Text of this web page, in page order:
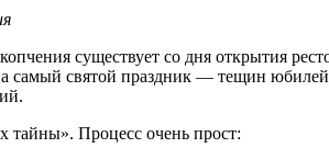
существует со дня открытия
самый святой праздник — тещин
тайны». Процесс очень прост: